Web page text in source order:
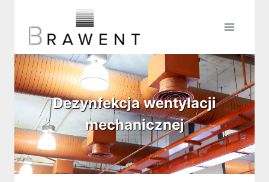
Dezynfekcja wentylacji
mechanicznej